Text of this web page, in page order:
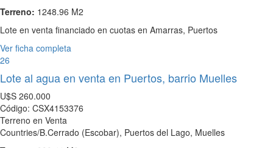
Terreno: 1248.96 M2
Lote en venta financiado en cuotas en Amarras, Puertos
Ver ficha completa
26
Lote al agua en venta en Puertos, barrio Muelles
U$S 260.000
Código: CSX4153376
Terreno en Venta
Countries/B.Cerrado (Escobar), Puertos del Lago, Muelles